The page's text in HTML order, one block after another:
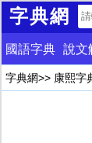
字典網
國語字典 說文
字典網>> 康熙字